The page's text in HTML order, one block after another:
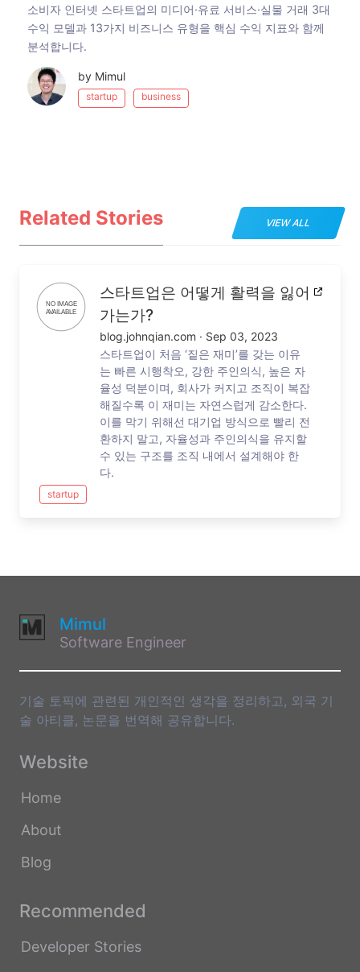
소비자 인터넷 스타트업의 미디어·유료 서비스·실물 거래 3대
수익 모델과 13가지 비즈니스 유형을 핵심 수익 지표와 함께
분석합니다.
by Mimul
startup business
Related Stories VIEW ALL
스타트업은 어떻게 활력을 잃어
가는가?
blog.johnqian.com · Sep 03, 2023
스타트업이 처음 ‘짙은 재미’를 갖는 이유
는 빠른 시행착오, 강한 주인의식, 높은 자
율성 덕분이며, 회사가 커지고 조직이 복잡
해질수록 이 재미는 자연스럽게 감소한다.
이를 막기 위해선 대기업 방식으로 빨리 전
환하지 말고, 자율성과 주인의식을 유지할
수 있는 구조를 조직 내에서 설계해야 한
다.
startup
Mimul
Software Engineer
기술 토픽에 관련된 개인적인 생각을 정리하고, 외국 기
술 아티클, 논문을 번역해 공유합니다.
Website
Home
About
Blog
Recommended
Developer Stories